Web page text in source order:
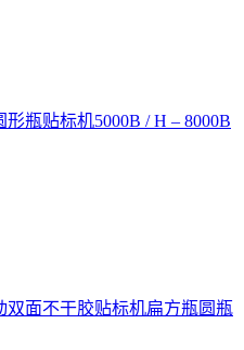
形瓶贴标机5000B / H – 8000B
双面不干胶贴标机扁方瓶圆瓶